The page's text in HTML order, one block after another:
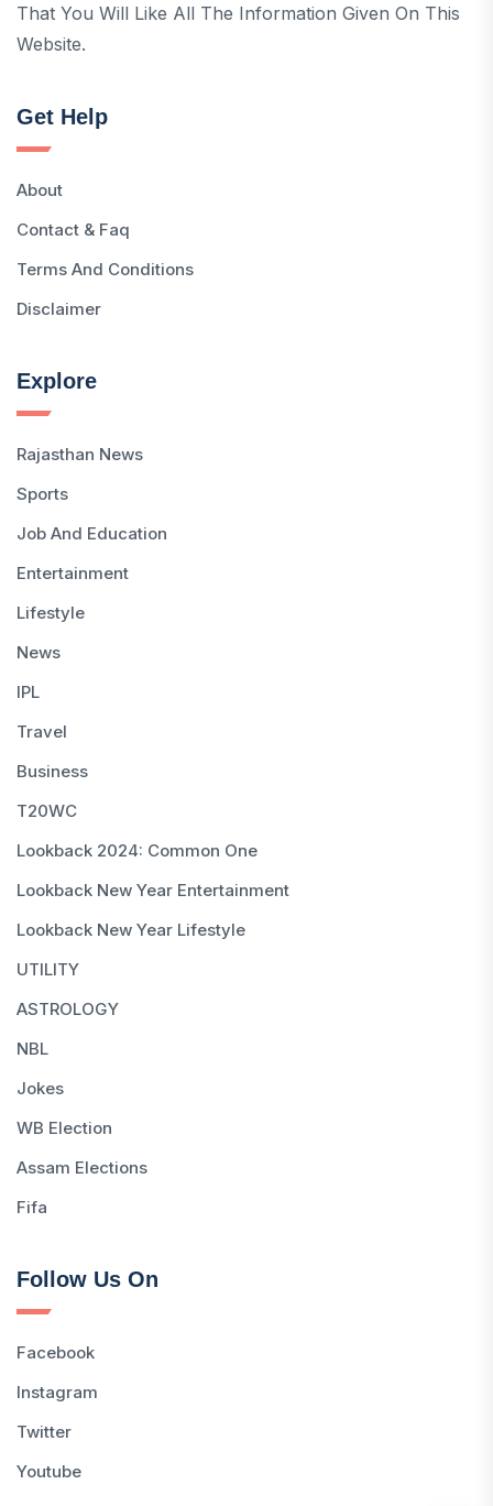
That You Will Like All The Information Given On This
Website.
Get Help
About
Contact & Faq
Terms And Conditions
Disclaimer
Explore
Rajasthan News
Sports
Job And Education
Entertainment
Lifestyle
News
IPL
Travel
Business
T20WC
Lookback 2024: Common One
Lookback New Year Entertainment
Lookback New Year Lifestyle
UTILITY
ASTROLOGY
NBL
Jokes
WB Election
Assam Elections
Fifa
Follow Us On
Facebook
Instagram
Twitter
Youtube